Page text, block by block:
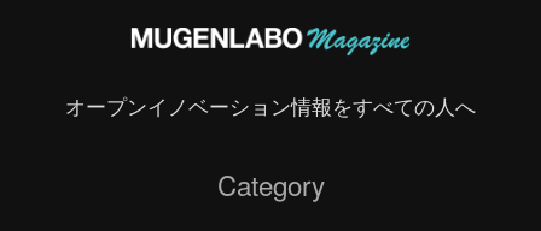
オープンイノベーション情報をすべての人へ
Category